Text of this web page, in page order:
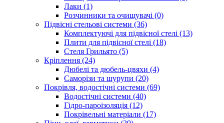
Лаки (1)
Розчинники та очищувачі (0)
Підвісні стельові системи (36)
Комплектуючі для підвісної стелі (13)
Плити для підвісної стелі (18)
Стеля Грильято (5)
Кріплення (24)
Дюбелі та дюбель-цвяхи (4)
Саморізи та шурупи (20)
Покрівля, водостічні системи (69)
Водостічні системи (40)
Гідро-пароізоляція (12)
Покрівельні матеріали (17)